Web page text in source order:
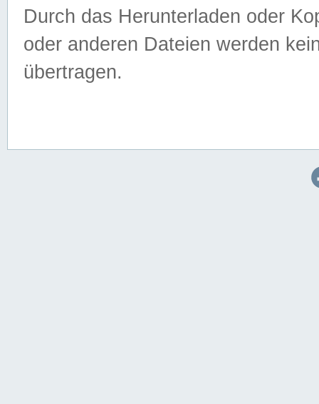
Durch das Herunterladen oder
oder anderen Dateien werden
übertragen.